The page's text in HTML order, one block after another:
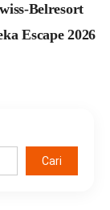
Belresort
Escape 2026
Cari